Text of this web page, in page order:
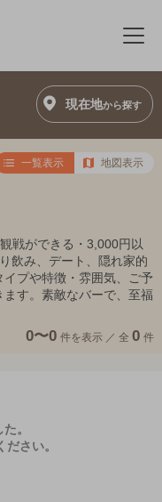
メ
現在地から探す
一覧表示 地図表示
戦ができる・3,000円以
飲み、デート、隠れ家的
プや特徴・雰囲気、ご予
す。素敵なバーで、至福
0〜0 件を表示 ／ 全 0 件
。
さい。